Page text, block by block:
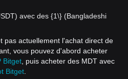
avec des {1\} (Bangladeshi
pas actuellement l'achat direct de
vous pouvez d'abord acheter
Bitget , puis acheter des MDT avec
Bitget